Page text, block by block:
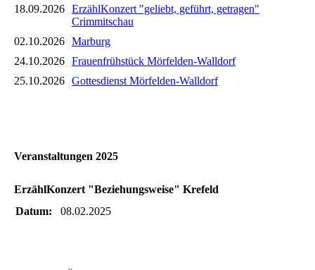
18.09.2026 ErzählKonzert "geliebt, geführt, getragen"
Crimmitschau
02.10.2026 Marburg
24.10.2026 Frauenfrühstück Mörfelden-Walldorf
25.10.2026 Gottesdienst Mörfelden-Walldorf
Veranstaltungen 2025
ErzählKonzert "Beziehungsweise" Krefeld
Datum:
08.02.2025